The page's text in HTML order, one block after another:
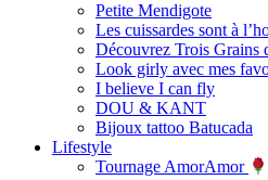
Petite Mendigote
Les cuissardes sont à
Découvrez Trois Grains
Look girly avec mes
I believe I can fly
DOU & KANT
Bijoux tattoo Batucada
Lifestyle
Tournage AmorAmor